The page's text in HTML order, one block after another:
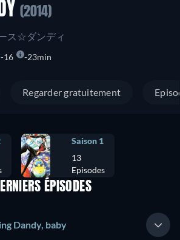
(2014)
ス☆ダンディ
16 23min
Regarder gratuitement
Saison 1
13
Episodes
ÉPISODES
Dandy, baby